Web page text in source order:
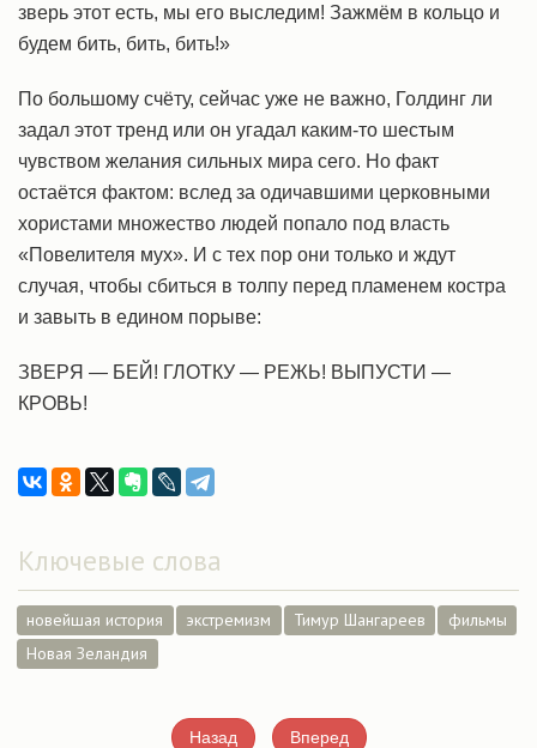
зверь этот есть, мы его выследим! Зажмём в кольцо и
будем бить, бить, бить!»
По большому счёту, сейчас уже не важно, Голдинг ли
задал этот тренд или он угадал каким-то шестым
чувством желания сильных мира сего. Но факт
остаётся фактом: вслед за одичавшими церковными
хористами множество людей попало под власть
«Повелителя мух». И с тех пор они только и ждут
случая, чтобы сбиться в толпу перед пламенем костра
и завыть в едином порыве:
ЗВЕРЯ — БЕЙ! ГЛОТКУ — РЕЖЬ! ВЫПУСТИ —
КРОВЬ!
Ключевые слова
новейшая история экстремизм Тимур Шангареев
фильмы
Новая Зеландия
Назад Вперед